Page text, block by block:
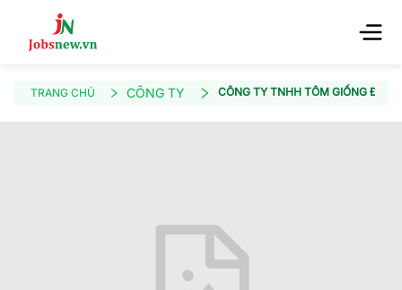
TRANG CHỦ CÔNG TY CÔNG TY TNHH TÔM GIỐNG ĐẠI